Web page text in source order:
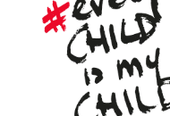
b
o
o
A
p
p
re
ss
e
st
l
a
d
s